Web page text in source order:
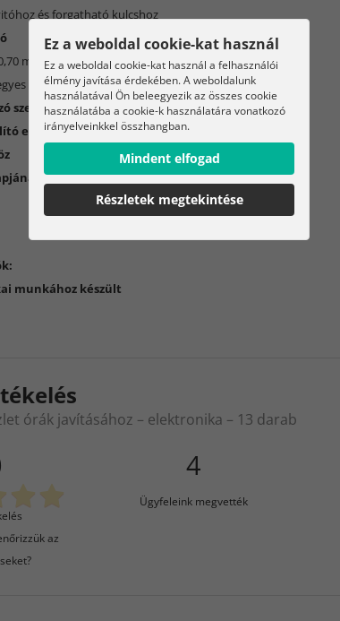
és forgatható kulcshoz
mm / 0,80 mm / 1,00 mm
végű
szett
eszköz
eltávolításához
munkához készült
órák javításához – elektronika – 13 darab
az
4
Ügyfeleink megvették
Ez a weboldal cookie-kat használ
Ez a weboldal cookie-kat használ a felhasználói
élmény javítása érdekében. A weboldalunk
használatával Ön beleegyezik az összes cookie
használatába a cookie-k használatára vonatkozó
irányelveinkkel összhangban.
Mindent elfogad
Részletek megtekintése